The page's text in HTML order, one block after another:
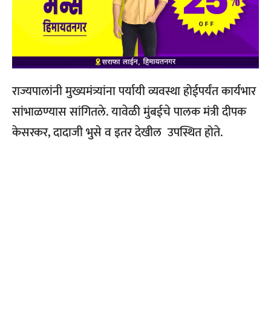
राज्यपालांनी मुख्यमंत्र्यांना पर्यायी व्यवस्था होईपर्यंत कार्यभार
सांभाळण्यास सांगितले.यावेळी मुंबईचे पालक मंत्री दीपक
केसरकर,दादाजी भुसे व इतर देखील उपस्थित होते.